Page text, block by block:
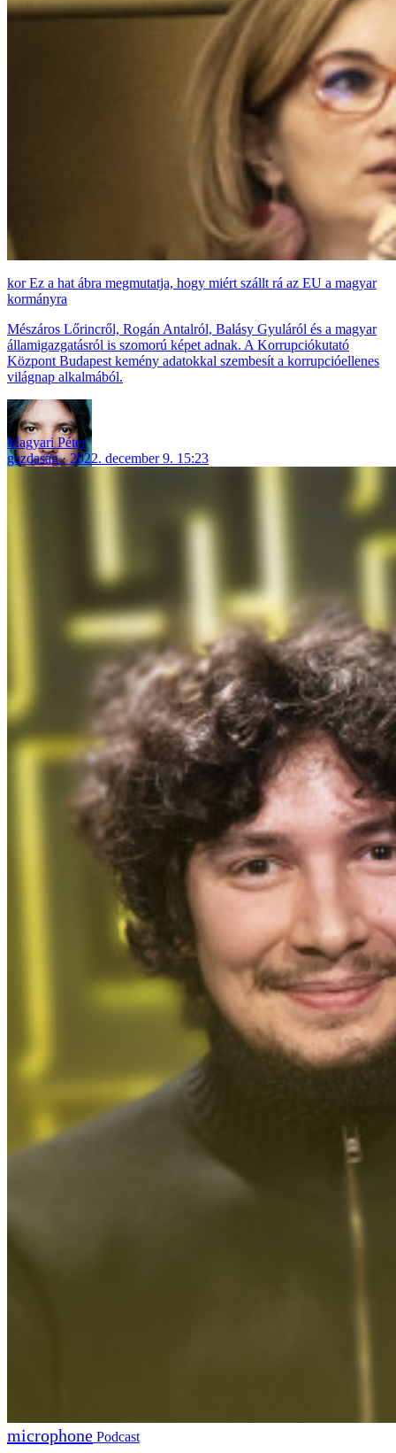
Ez a hat ábra megmutatja, hogy miért szállt rá az EU a magyar
kormányra
Mészáros Lőrincről, Rogán Antalról, Balásy Gyuláról és a magyar
államigazgatásról is szomorú képet adnak. A Korrupciókutató
Központ Budapest kemény adatokkal szembesít a korrupcióellenes
világnap alkalmából.
Magyari Péter
gazdaság
2022. december 9. 15:23
Podcast